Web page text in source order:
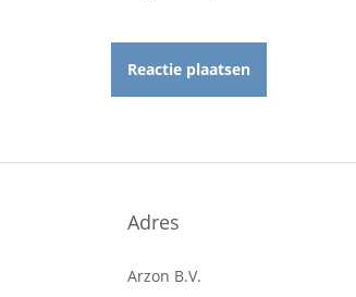
Adres
Arzon B.V.